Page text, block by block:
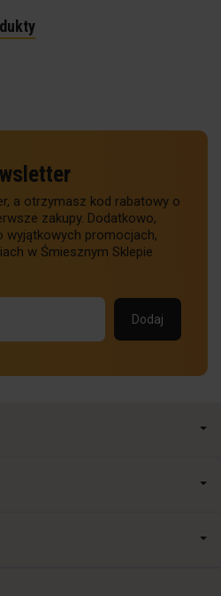
a otrzymasz kod rabatowy o
zakupy. Dodatkowo,
wyjątkowych promocjach,
w Śmiesznym Sklepie